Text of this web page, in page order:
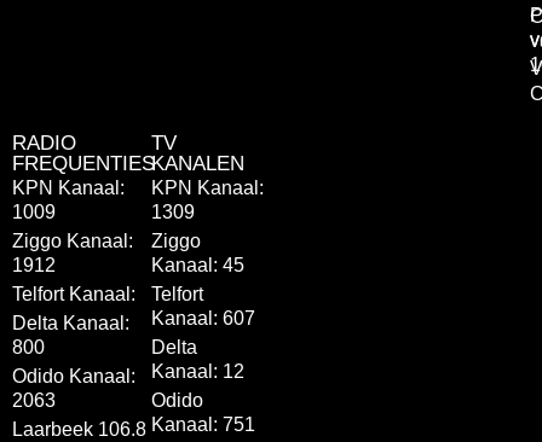
RADIO
FREQUENTIES
KPN Kanaal:
1009
Ziggo Kanaal:
1912
Telfort Kanaal:
Delta Kanaal:
800
Odido Kanaal:
2063
Laarbeek 106.8
TV
KANALEN
KPN Kanaal:
1309
Ziggo
Kanaal: 45
Telfort
Kanaal: 607
Delta
Kanaal: 12
Odido
Kanaal: 751